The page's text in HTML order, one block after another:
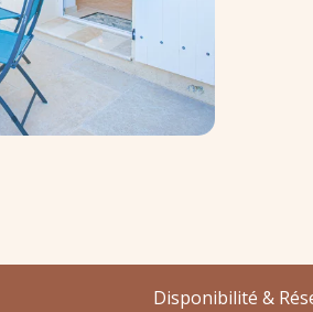
Disponibilité &